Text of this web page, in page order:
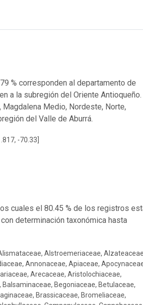
% corresponden al departamento de
a la subregión del Oriente Antioqueño.
Medio, Nordeste, Norte,
del Valle de Aburrá.
-70.33]
cuales el 80.45 % de los registros
determinación taxonómica hasta
Dipentodontaceae, Dryopteridaceae, Ebenaceae, Elaeocarpaceae, Equisetaceae, Ericaceae, Erythroxylaceae, Escalloniaceae, Euphorbiaceae, Fabaceae, Fagaceae, Familia, Gentianaceae, Geraniaceae, Gesneriaceae, Gleicheniaceae, Goupiaceae, Haemodoraceae, Haloragaceae, Heliconiaceae, Hydrangeaceae, Hydrocharitaceae, Hymenophyllaceae, Hypericaceae, Icacinaceae, Iridaceae, Juglandaceae, Juncaceae, Lacistemataceae, Lamiaceae, Lauraceae, Lecythidaceae, Loganiaceae, Lomariopsidaceae, Loranthaceae, Lycopodiaceae, Lygodiaceae, Lythraceae, Lythraceae, Magnoliaceae, Malpighiaceae, Malvaceae, Marantaceae, Marattiaceae, Marcgraviaceae, Mayacaceae, Melastomataceae, Meliaceae, Menispermaceae, Monimiaceae, Moraceae, Myricaceae, Myristicaceae, Myrtaceae, Nyctaginaceae, Nymphaeaceae, Ochnaceae, Olacaceae, Oleaceae, Onagraceae, Orchidaceae, Orobanchaceae, Osmundaceae, Oxalidaceae, Papaveraceae, Passifloraceae,